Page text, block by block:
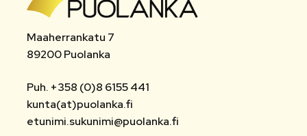
MUUT
Maaherrankatu 7
89200 Puolanka
Puh. +358 (0)8 6155 441
kunta(at)puolanka.fi
etunimi.sukunimi@puolanka.fi